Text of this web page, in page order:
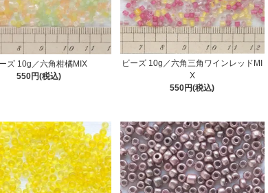
ズ 10g／六角柑橘MIX
550円(税込)
ビーズ 10g／六角三角ワインレッドMI
X
550円(税込)